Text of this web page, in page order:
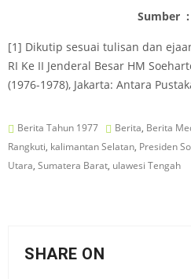
Sumber :
[1] Dikutip sesuai tulisan dan
RI Ke II Jenderal Besar HM
(1976-1978), Jakarta: Antara
Berita Tahun 1977 Berita, Berita
Rangkuti, kalimantan Selatan, Presiden
Utara, Sumatera Barat, ulawesi Tengah
SHARE ON